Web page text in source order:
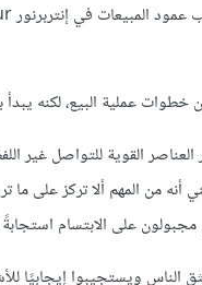
عملية البيع، لكنه يبدأ
القوية للتواصل غير
أنه من المهم ألا تركز
مجبولون على الابتسام
ويستجيبوا إيجابيًا